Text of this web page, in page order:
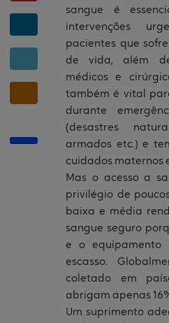
sangue é
intervenções
pacientes que
de vida, além
médicos e
também é vital
durante
(desastres
armados etc.) e
cuidados maternos
Mas o acesso a
privilégio de
baixa e média
sangue seguro
e o equipamento
escasso.
coletado em
abrigam apenas
Um suprimento